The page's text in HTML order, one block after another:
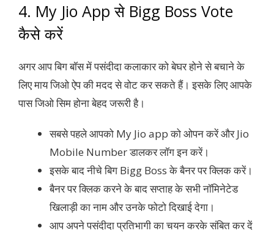
4. My Jio App से Bigg Boss Vote
कैसे करें
अगर आप बिग बॉस में पसंदीदा कलाकार को बेघर होने से बचाने के
लिए माय जिओ ऐप की मदद से वोट कर सकते हैं। इसके लिए आपके
पास जिओ सिम होना बेहद जरूरी है।
सबसे पहले आपको My Jio app को ओपन करें और Jio
Mobile Number डालकर लॉग इन करें।
इसके बाद नीचे बिग Bigg Boss के बैनर पर क्लिक करें।
बैनर पर क्लिक करने के बाद सप्ताह के सभी नॉमिनेटेड
खिलाड़ी का नाम और उनके फोटो दिखाई देगा।
आप अपने पसंदीदा प्रतिभागी का चयन करके संबित कर दें